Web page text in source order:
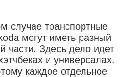
случае транспортные
могут иметь разный
части. Здесь дело идет
и универсалах.
каждое отдельное